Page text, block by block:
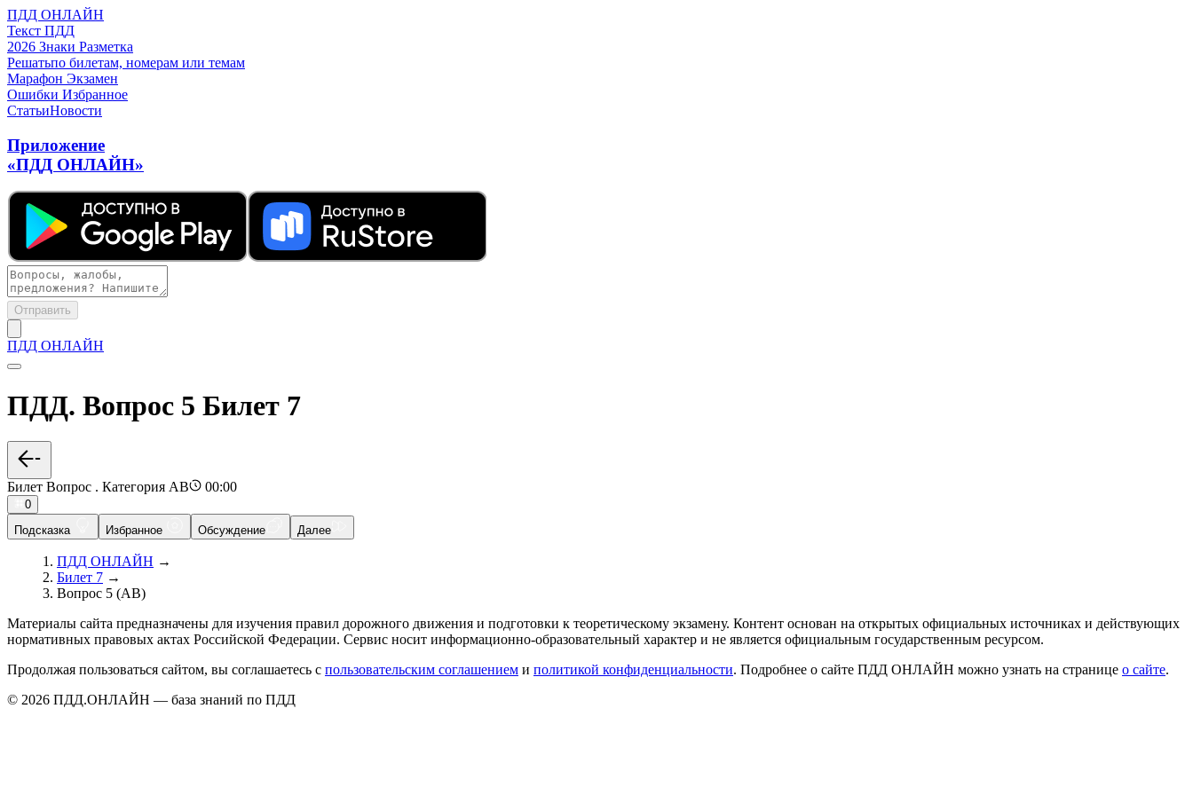
ПДД ОНЛАЙН
Текст ПДД
2026 Знаки Разметка
Решатьпо билетам, номерам или темам
Марафон Экзамен
Ошибки Избранное
СтатьиНовости
Приложение
«ПДД ОНЛАЙН»
Отправить
ПДД ОНЛАЙН
ПДД. Вопрос 5 Билет 7
Билет Вопрос . Категория AB 00:00
0
Подсказка
Избранное Обсуждение Далее
ПДД ОНЛАЙН →
Билет 7 →
Вопрос 5 (AB)
Материалы сайта предназначены для изучения правил дорожного движения и подготовки к теоретическому экзамену. Контент основан на открытых официальных источниках и действующих
нормативных правовых актах Российской Федерации. Сервис носит информационно-образовательный характер и не является официальным государственным ресурсом.
Продолжая пользоваться сайтом, вы соглашаетесь с пользовательским соглашением и политикой конфиденциальности. Подробнее о сайте ПДД ОНЛАЙН можно узнать на странице о сайте.
© 2026 ПДД.ОНЛАЙН — база знаний по ПДД